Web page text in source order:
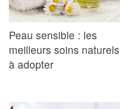
Peau sensible : les
meilleurs soins naturels
à adopter